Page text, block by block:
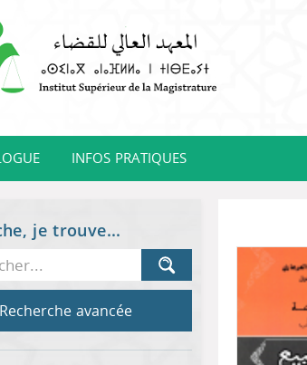
INFOS PRATIQUES
je trouve...
Recherche avancée